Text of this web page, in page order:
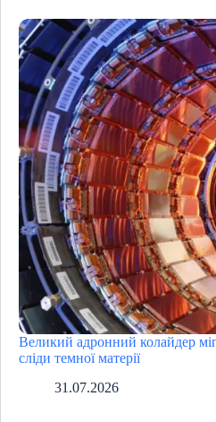
Великий адронний колайдер
сліди темної матерії
31.07.2026